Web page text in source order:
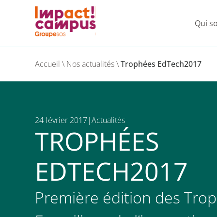
Qui
Accueil \ Nos actualités\Trophées EdTech2017
24 février 2017 Actualités
TROPHÉES
EDTECH2017
Première édition des